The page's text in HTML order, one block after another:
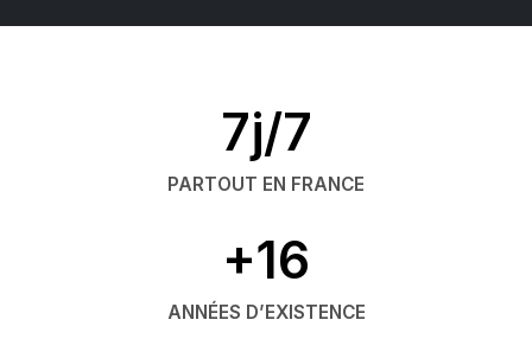
7j/7
PARTOUT EN FRANCE
+16
ANNÉES D’EXISTENCE